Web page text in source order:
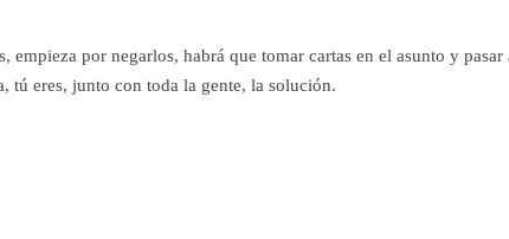
por negarlos, habrá que tomar cartas en el asunto y pasar
tú eres, junto con toda la gente, la solución.